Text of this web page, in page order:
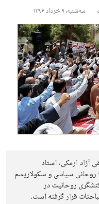
سه‌شنبه، ۹ خرداد ۱۳۹۶
ارمکی، استاد
روحانی سیاسی و سکولاریسم
روحانیت در
قرار گرفته است.